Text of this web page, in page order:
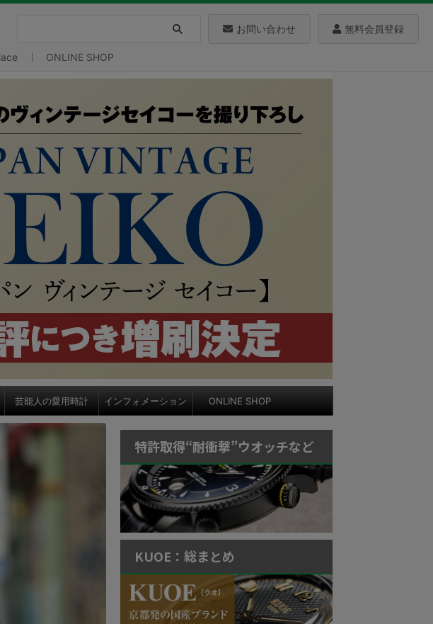
お問い合わせ 無料会員登録
ONLINE SHOP
芸能人の愛用時計 インフォメーション ONLINE SHOP
特許取得“耐衝撃”ウオッチなど
KUOE：総まとめ